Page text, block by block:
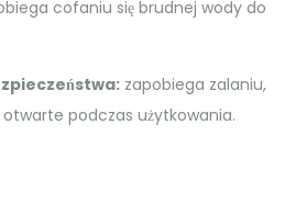
cofaniu się brudnej wody do
zapobiega zalaniu,
otwarte podczas użytkowania.